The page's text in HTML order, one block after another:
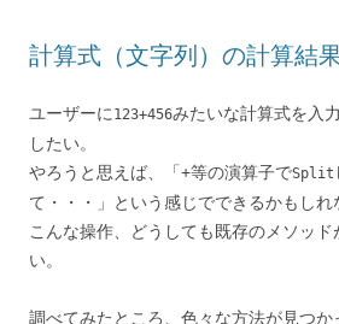
計算式（文字列）の計算結
ユーザーに 123+456みたいな計算式を入
したい。
やろうと思えば、「+等の演算子でSplit
て・・・」という感じでできるかもしれ
こんな操作、どうしても既存のメソッ
い。
調べてみたところ、色々な方法が見つか